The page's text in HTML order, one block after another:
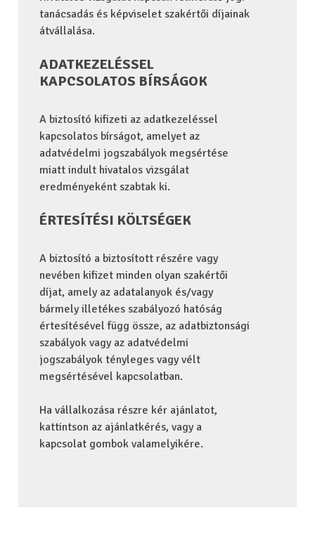
tanácsadás és képviselet szakértői díjainak
átvállalása.
ADATKEZELÉSSEL
KAPCSOLATOS BÍRSÁGOK
A biztosító kifizeti az adatkezeléssel
kapcsolatos bírságot, amelyet az
adatvédelmi jogszabályok megsértése
miatt indult hivatalos vizsgálat
eredményeként szabtak ki.
ÉRTESÍTÉSI KÖLTSÉGEK
A biztosító a biztosított részére vagy
nevében kifizet minden olyan szakértői
díjat, amely az adatalanyok és/vagy
bármely illetékes szabályozó hatóság
értesítésével függ össze, az adatbiztonsági
szabályok vagy az adatvédelmi
jogszabályok tényleges vagy vélt
megsértésével kapcsolatban.
Ha vállalkozása részre kér ajánlatot,
kattintson az ajánlatkérés, vagy a
kapcsolat gombok valamelyikére.